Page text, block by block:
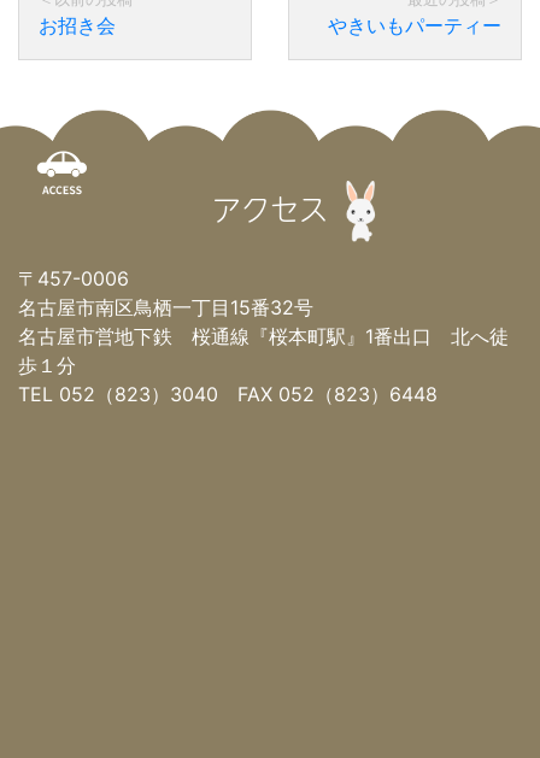
お招き会 やきいもパーティー
アクセス
〒457-0006
名古屋市南区鳥栖一丁目15番32号
名古屋市営地下鉄 桜通線『桜本町駅』1番出口 北へ徒
歩１分
TEL 052（823）3040 FAX 052（823）6448